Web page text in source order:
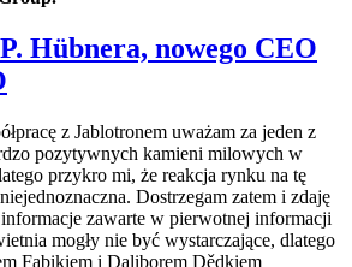
Hübnera, nowego CEO
z Jablotronem uważam za jeden z
pozytywnych kamieni milowych w
przykro mi, że reakcja rynku na tę
Dostrzegam zatem i zdaję
zawarte w pierwotnej informacji
mogły nie być wystarczające, dlatego
Fabikiem i Daliborem Dědkiem